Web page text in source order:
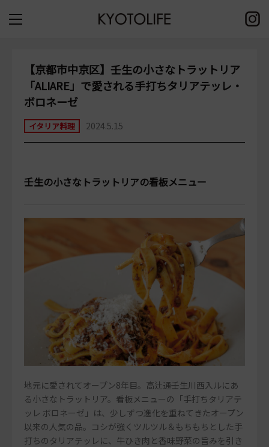
【京都市中京区】壬生の小さなトラットリア
「ALIARE」で愛される手打ちタリアテッレ・
ボロネーゼ
イタリア料理 2024.5.15
壬生の小さなトラットリアの看板メニュー
地元に愛されてオープン8年目。高辻通壬生川西入ルにあ
る小さなトラットリア。看板メニューの「手打ちタリアテ
ッレ ボロネーゼ」は、少しずつ進化を重ねてきたオープン
以来の人気の品。コシが強くツルツル＆もちもちとした手
打ちのタリアテッレに、牛ひき肉と香味野菜の旨みを引き